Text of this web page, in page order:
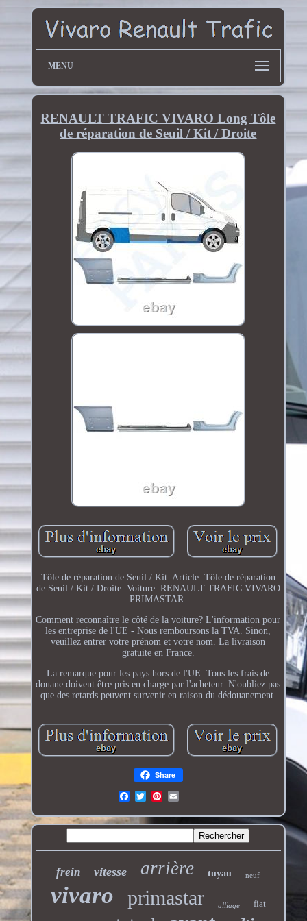
MENU
RENAULT TRAFIC VIVARO Long Tôle
de réparation de Seuil / Kit / Droite
Tôle de réparation de Seuil / Kit. Article: Tôle de réparation
de Seuil / Kit / Droite. Voiture: RENAULT TRAFIC VIVARO
PRIMASTAR.
Comment reconnaître le côté de la voiture? L'information pour
les entreprise de l'UE - Nous remboursons la TVA. Sinon,
veuillez entrer votre prénom et votre nom. La livraison
gratuite en France.
La remarque pour les pays hors de l'UE: Tous les frais de
douane doivent être pris en charge par l'acheteur. N'oubliez pas
que des retards peuvent survenir en raison du dédouanement.
Share
frein vitesse arrière tuyau neuf
vivaro primastar alliage fiat